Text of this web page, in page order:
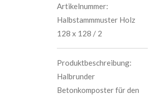
Artikelnummer:
Halbstammmuster Holz
128 x 128 / 2
Produktbeschreibung:
Halbrunder
Betonkomposter für den